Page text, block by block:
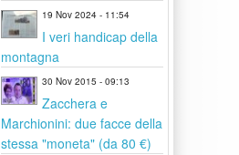
19 Nov 2024 - 11:54
I veri handicap della
montagna
30 Nov 2015 - 09:13
Zacchera e
Marchionini: due facce della
stessa "moneta" (da 80 €)